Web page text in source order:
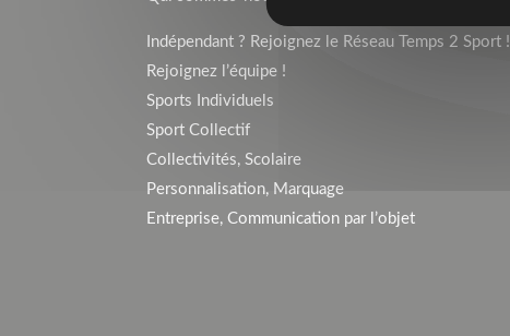
Indépendant ? Rejoignez le Réseau Temps 2 Sport !
Rejoignez l’équipe !
Sports Individuels
Sport Collectif
Collectivités, Scolaire
Personnalisation, Marquage
Entreprise, Communication par l’objet